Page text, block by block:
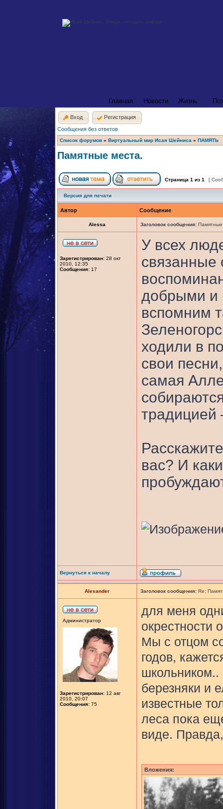
Главная Новости Жизнь
Вход
Регистрация
Сообщения без ответов
Список форумов » Виртуальный мир Исая Шейниса » ПАМЯТЬ
Памятные места.
Страница 1 из 1 [
Версия для печати
Автор Сообщение
Alessa Заголовок сообщения:
Зарегистрирован: 28 окт
2010, 12:35
Сообщения: 17
У всех
связанные
добрыми и
вспомним
ходили в
свои
самая
традицией
вас? И
Вернуться к началу
Alexander Заголовок сообщения: Re:
Администратор
Зарегистрирован: 12 авг
2010, 20:07
Сообщения: 75
для меня
окрестности
Мы с отцом
годов,
березняки и
известные
леса пока
виде.
Вложения: